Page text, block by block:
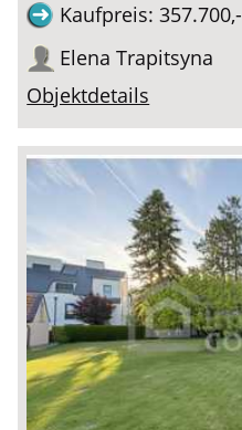
Kaufpreis: 357.700,-
Elena Trapitsyna
Objektdetails